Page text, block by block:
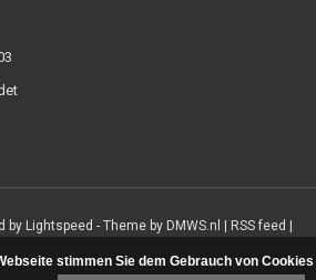
by Lightspeed - Theme by DMWS.nl RSS feed
stimmen Sie dem Gebrauch von Cookies